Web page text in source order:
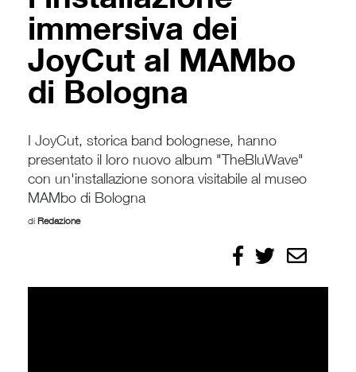
immersiva dei
JoyCut al MAMbo
di Bologna
I JoyCut, storica band bolognese, hanno
presentato il loro nuovo album "TheBluWave"
con un'installazione sonora visitabile al museo
MAMbo di Bologna
di Redazione
Condividi
su
Condividi
su
Invia
per